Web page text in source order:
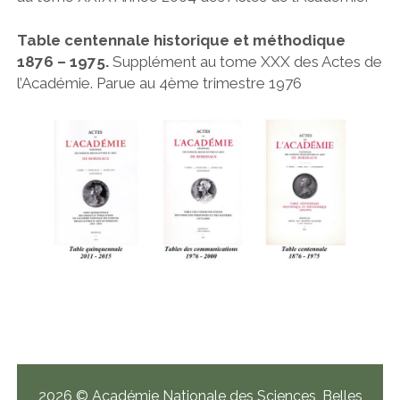
Table centennale historique et méthodique
1876 – 1975. Supplément au tome XXX des Actes de
l’Académie. Parue au 4ème trimestre 1976
2026 © Académie Nationale des Sciences, Belles